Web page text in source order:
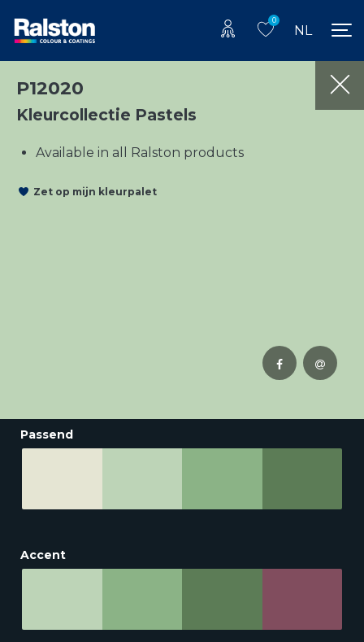
0
NL
P12020
Kleurcollectie Pastels
Available in all Ralston products
Zet op mijn kleurpalet
Passend
Accent